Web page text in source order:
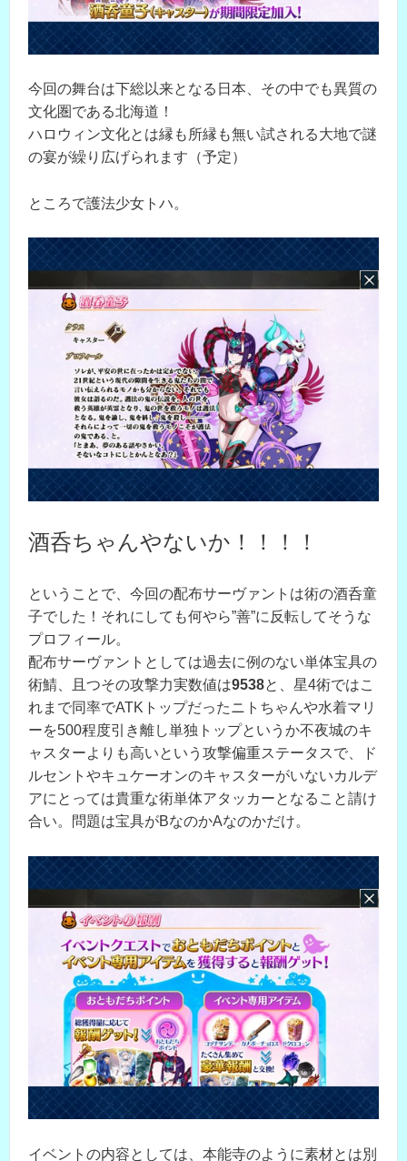
今回の舞台は下総以来となる日本、その中でも異質の
文化圏である北海道！
ハロウィン文化とは縁も所縁も無い試される大地で謎
の宴が繰り広げられます（予定）
ところで護法少女トハ。
酒呑ちゃんやないか！！！！
ということで、今回の配布サーヴァントは術の酒呑童
子でした！それにしても何やら”善”に反転してそうな
プロフィール。
配布サーヴァントとしては過去に例のない単体宝具の
術鯖、且つその攻撃力実数値は9538と、星4術ではこ
れまで同率でATKトップだったニトちゃんや水着マリ
ーを500程度引き離し単独トップというか不夜城のキ
ャスターよりも高いという攻撃偏重ステータスで、ド
ルセントやキュケーオンのキャスターがいないカルデ
アにとっては貴重な術単体アタッカーとなること請け
合い。問題は宝具がBなのかAなのかだけ。
イベントの内容としては、本能寺のように素材とは別